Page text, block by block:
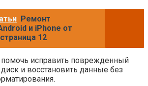
Ремонт
и iPhone от
12
исправить поврежденный
и восстановить данные без